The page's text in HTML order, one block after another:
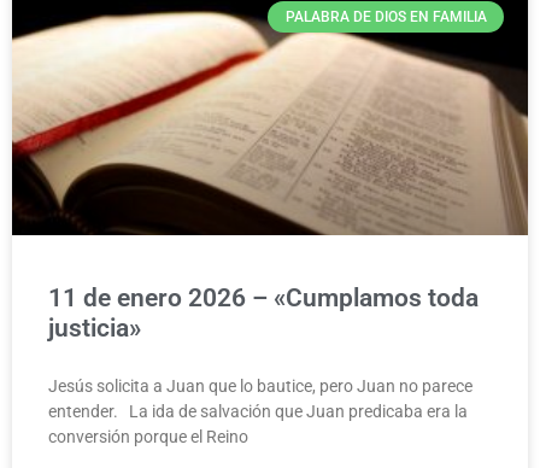
PALABRA DE DIOS EN FAMILIA
11 de enero 2026 – «Cumplamos toda
justicia»
Jesús solicita a Juan que lo bautice, pero Juan no parece
entender. La ida de salvación que Juan predicaba era la
conversión porque el Reino